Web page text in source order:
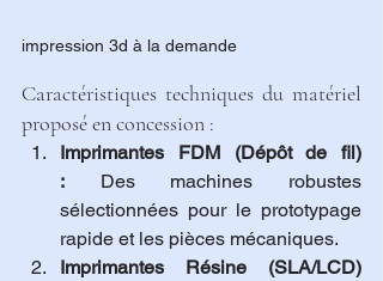
impression 3d à la demande
Caractéristiques techniques du matériel
proposé en concession :
Imprimantes FDM (Dépôt de fil)
: Des machines robustes
sélectionnées pour le prototypage
rapide et les pièces mécaniques.
Imprimantes Résine (SLA/LCD)